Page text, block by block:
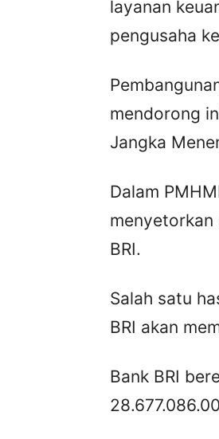
layanan
pengusaha
mendorong
Jangka
Dalam
menyetorkan
BRI.
Salah satu
BRI akan
Bank BRI